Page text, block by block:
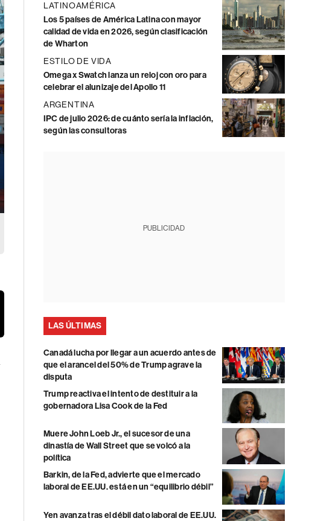
LATINOAMÉRICA
Los 5 países de América Latina con mayor
calidad de vida en 2026, según clasificación
de Wharton
ESTILO DE VIDA
Omega x Swatch lanza un reloj con oro para
celebrar el alunizaje del Apollo 11
ARGENTINA
IPC de julio 2026: de cuánto sería la inflación,
según las consultoras
PUBLICIDAD
LAS ÚLTIMAS
Canadá lucha por llegar a un acuerdo antes de
que el arancel del 50% de Trump agrave la
disputa
Trump reactiva el intento de destituir a la
gobernadora Lisa Cook de la Fed
Muere John Loeb Jr., el sucesor de una
dinastía de Wall Street que se volcó a la
política
Barkin, de la Fed, advierte que el mercado
laboral de EE.UU. está en un “equilibrio débil”
Yen avanza tras el débil dato laboral de EE.UU.